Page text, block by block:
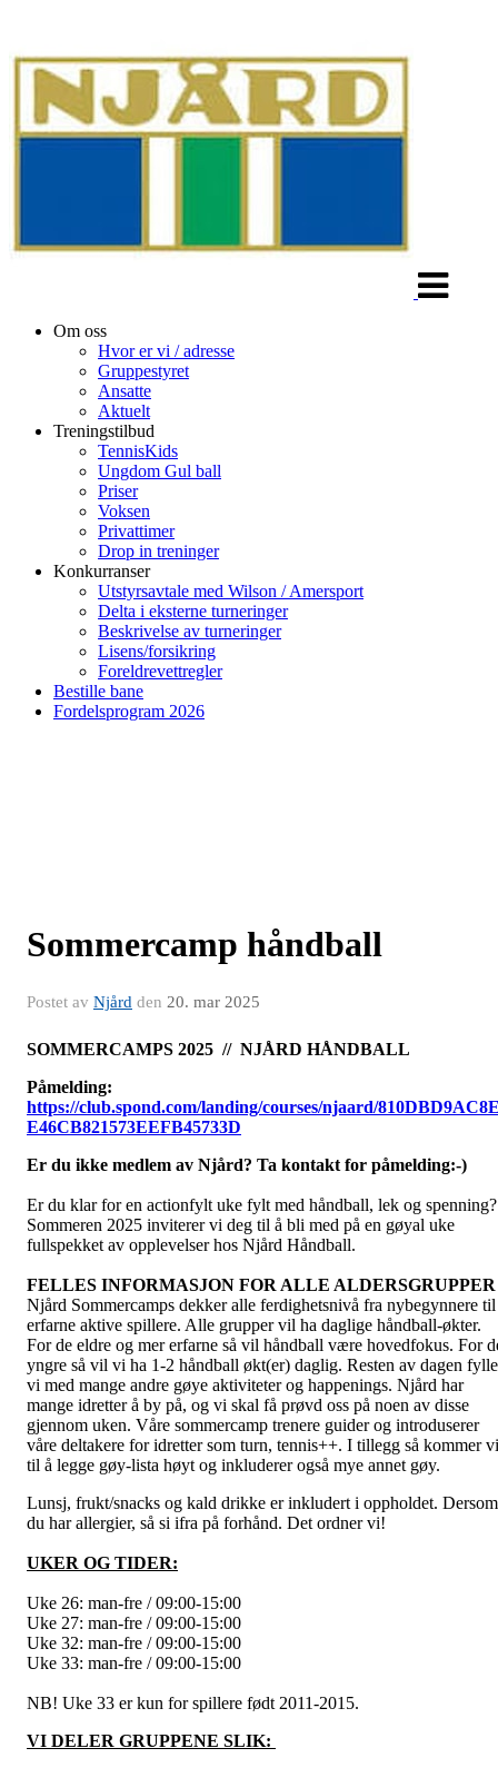
Om oss
Hvor er vi / adresse
Gruppestyret
Ansatte
Aktuelt
Treningstilbud
TennisKids
Ungdom Gul ball
Priser
Voksen
Privattimer
Drop in treninger
Konkurranser
Utstyrsavtale med Wilson / Amersport
Delta i eksterne turneringer
Beskrivelse av turneringer
Lisens/forsikring
Foreldrevettregler
Bestille bane
Fordelsprogram 2026
Sommercamp håndball
Postet av Njård den 20. mar 2025
SOMMERCAMPS 2025 // NJÅRD HÅNDBALL
Påmelding:
https://club.spond.com/landing/courses/njaard/
E46CB821573EEFB45733D
Er du ikke medlem av Njård? Ta kontakt for påmelding:-)
Er du klar for en actionfylt uke fylt med håndball, lek og spenning?
Sommeren 2025 inviterer vi deg til å bli med på en gøyal uke
fullspekket av opplevelser hos Njård Håndball.
FELLES INFORMASJON FOR ALLE ALDERSGRUPPER
Njård Sommercamps dekker alle ferdighetsnivå fra nybegynnere til
erfarne aktive spillere. Alle grupper vil ha daglige håndball-økter.
For de eldre og mer erfarne så vil håndball være hovedfokus. For
yngre så vil vi ha 1-2 håndball økt(er) daglig. Resten av dagen
vi med mange andre gøye aktiviteter og happenings. Njård har
mange idretter å by på, og vi skal få prøvd oss på noen av disse
gjennom uken. Våre sommercamp trenere guider og introduserer
våre deltakere for idretter som turn, tennis++. I tillegg så kommer vi
til å legge gøy-lista høyt og inkluderer også mye annet gøy.
Lunsj, frukt/snacks og kald drikke er inkludert i oppholdet. Dersom
du har allergier, så si ifra på forhånd. Det ordner vi!
UKER OG TIDER:
Uke 26: man-fre / 09:00-15:00
Uke 27: man-fre / 09:00-15:00
Uke 32: man-fre / 09:00-15:00
Uke 33: man-fre / 09:00-15:00
NB! Uke 33 er kun for spillere født 2011-2015.
VI DELER GRUPPENE SLIK: